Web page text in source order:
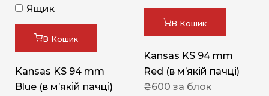
Ящик
В Кошик
Kansas KS 94 mm
Blue (в мʼякій пачці)
В Кошик
Kansas KS 94 mm
Red (в мʼякій пачці)
₴600 за блок